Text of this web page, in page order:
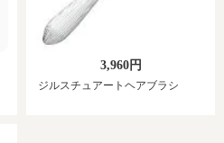
3,960円
ジルスチュアートヘアブラシ